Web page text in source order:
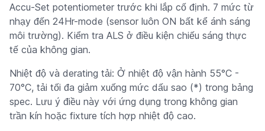
Accu-Set potentiometer trước khi lắp cố định. 7 mức từ
nhạy đến 24Hr-mode (sensor luôn ON bất kể ánh sáng
môi trường). Kiểm tra ALS ở điều kiện chiếu sáng thực
tế của không gian.
Nhiệt độ và derating tải: Ở nhiệt độ vận hành 55°C -
70°C, tải tối đa giảm xuống mức dấu sao (*) trong bảng
spec. Lưu ý điều này với ứng dụng trong không gian
trần kín hoặc fixture tích hợp nhiệt độ cao.